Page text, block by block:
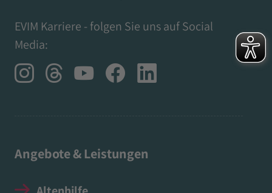
EVIM Karriere - folgen Sie uns auf Social
Media:
Angebote & Leistungen